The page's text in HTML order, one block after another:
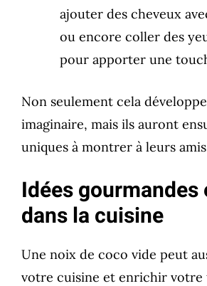
ajouter des cheveux
ou encore coller des
pour apporter une
Non seulement cela
imaginaire, mais ils auront
uniques à montrer à leurs
Idées
dans la cuisine
Une noix de coco vide peut
votre cuisine et enrichir votre